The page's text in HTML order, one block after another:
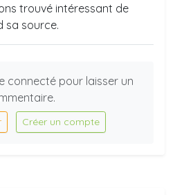
trouvé intéressant de
sa source.
connecté pour laisser un
Créer un compte